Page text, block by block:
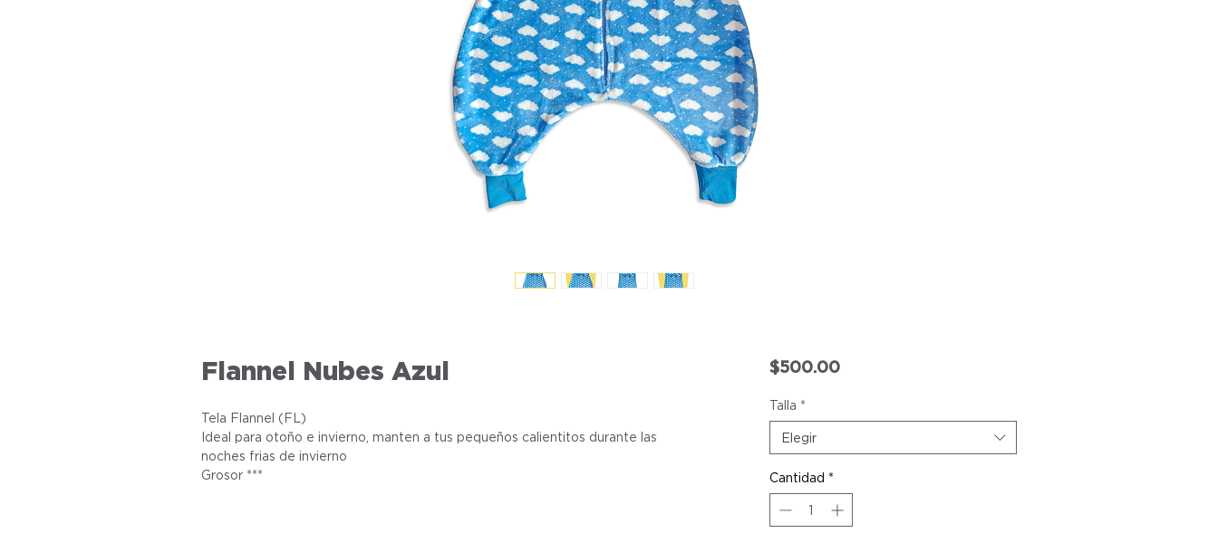
Flannel Nubes Azul
Tela Flannel (FL)
Ideal para otoño e invierno, manten a tus pequeños calientitos durante las
noches frias de invierno
Grosor ***
$500.00Precio
Talla *
Elegir
Cantidad *